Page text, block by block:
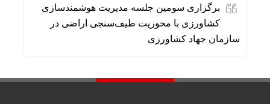
برگزاری سومین جلسه مدیریت هوشمندسازی
کشاورزی با محوریت طیف‌سنجی اراضی در
سازمان جهاد کشاورزی